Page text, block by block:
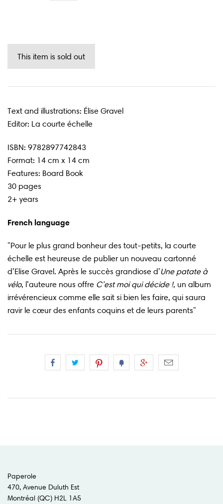
Text and illustrations: Élise Gravel
Editor: La courte échelle
ISBN: 9782897742843
Format: 14 cm x 14 cm
Features: Board Book
30 pages
2+ years
French language
"Pour le plus grand bonheur des tout-petits, la courte
échelle est heureuse de publier un nouveau cartonné
d’Elise Gravel. Après le succès grandiose d’Une patate à
vélo, l’auteure nous offre C’est moi qui décide !, un album
irrévérencieux comme elle sait si bien les faire, qui saura
ravir le cœur des enfants coquins et de leurs parents"
Paperole
470, Avenue Duluth Est
Montréal (QC) H2L 1A5